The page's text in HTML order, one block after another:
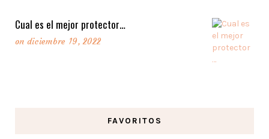
Cual es el mejor protector…
on diciembre 19, 2022
FAVORITOS